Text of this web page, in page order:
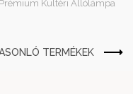
Kültéri Állólámpa